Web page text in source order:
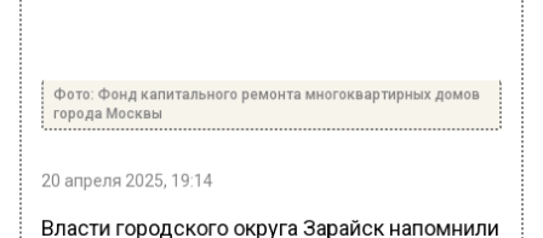
Фото: Фонд капитального ремонта многоквартирных домов
города Москвы
20 апреля 2025, 19:14
Власти городского округа Зарайск напомнили